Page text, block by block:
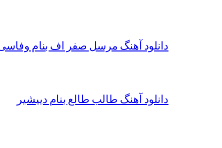
دانلود آهنگ مرسل صفر اف بنام
دانلود آهنگ طالب طالع بنام دییشیر